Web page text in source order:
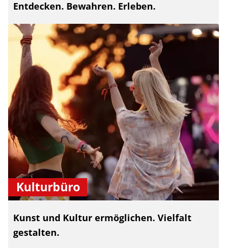
Entdecken. Bewahren. Erleben.
Kulturbüro
Kunst und Kultur ermöglichen. Vielfalt
gestalten.